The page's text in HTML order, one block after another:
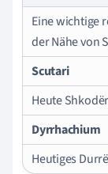
Eine wichtige
der Nähe von
Scutari
Heute
Dyrrhachium
Heutiges